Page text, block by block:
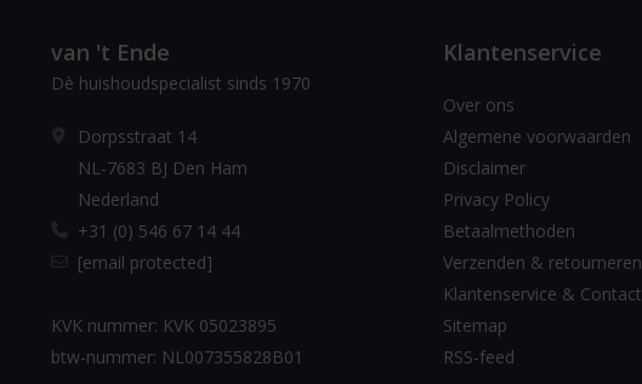
van 't Ende
Dè huishoudspecialist sinds 1970
Dorpsstraat 14
NL-7683 BJ Den Ham
Nederland
+31 (0) 546 67 14 44
[email protected]
KVK nummer: KVK 05023895
btw-nummer: NL007355828B01
Klantenservice
Over ons
Algemene voorwaarden
Disclaimer
Privacy Policy
Betaalmethoden
Verzenden & retourneren
Klantenservice & Contact
Sitemap
RSS-feed